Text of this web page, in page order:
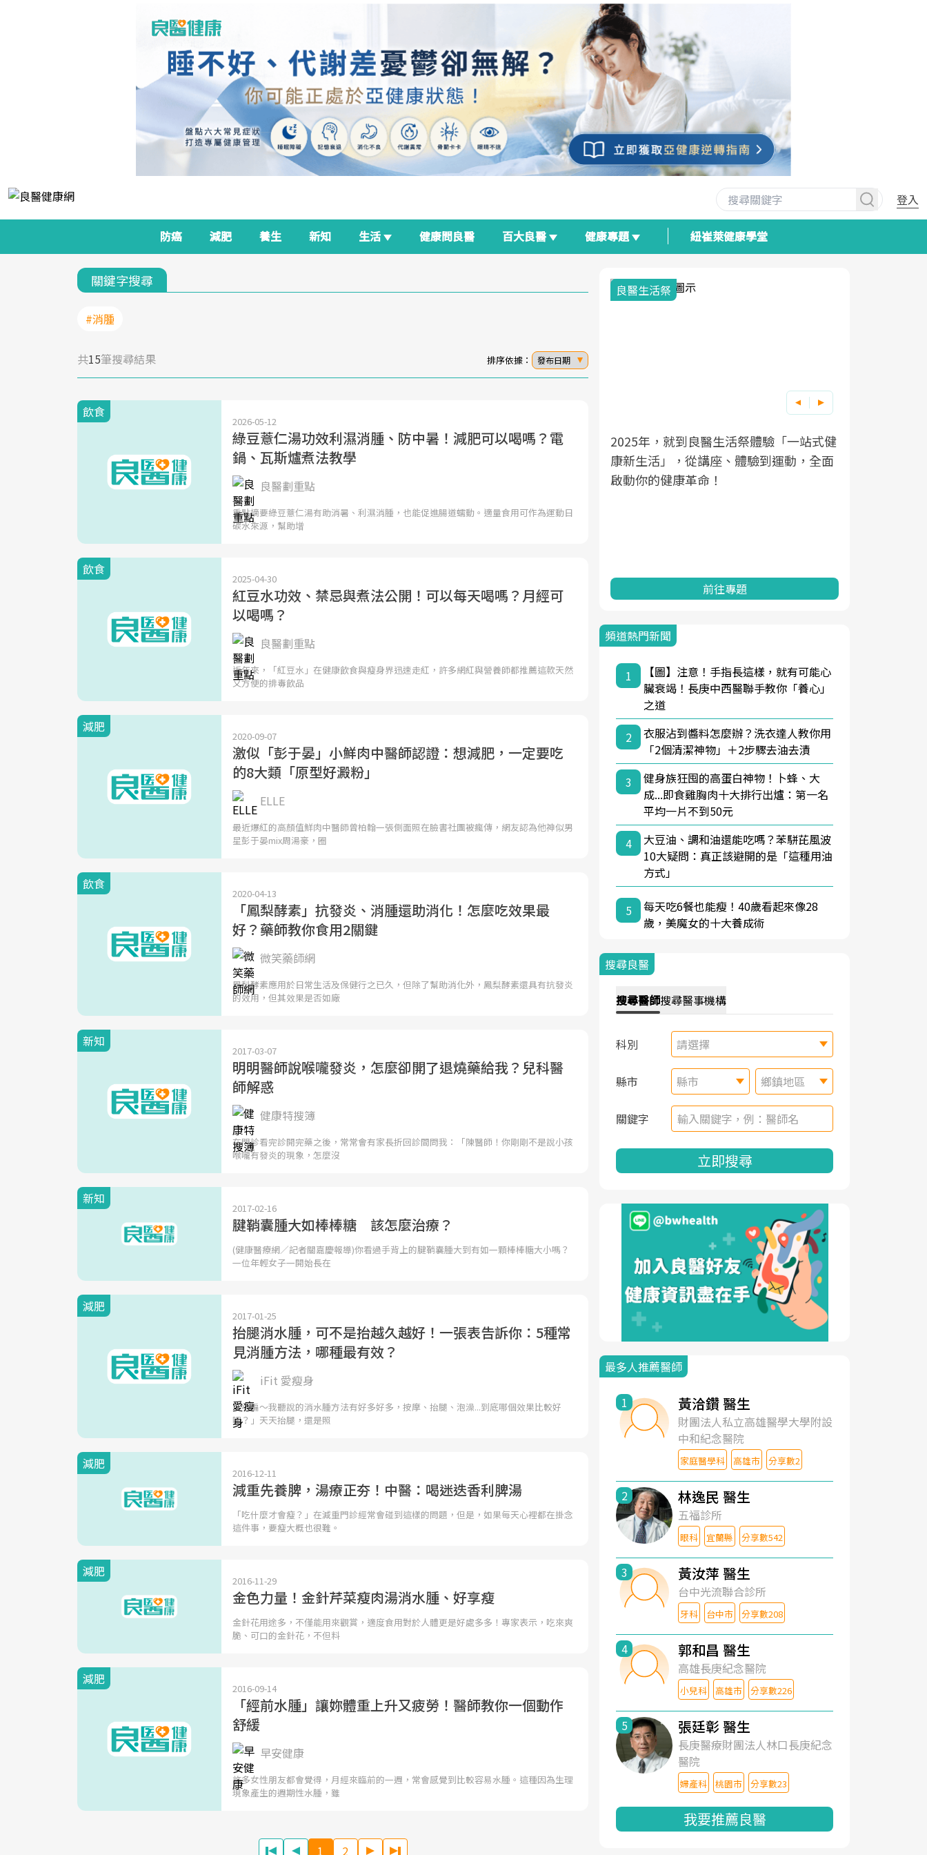
登入
防癌 減肥 養生 新知 生活 健康問良醫 百大良醫 健康專題 紐崔萊健康學堂
關鍵字搜尋
#消腫
共15筆搜尋結果 排序依據： 發布日期
飲食
2026-05-12
綠豆薏仁湯功效利濕消腫、防中暑！減肥可以喝嗎？電
鍋、瓦斯爐煮法教學
良醫劃重點
重點摘要綠豆薏仁湯有助消暑、利濕消腫，也能促進腸道蠕動。適量食用可作為運動日
碳水來源，幫助增
飲食
2025-04-30
紅豆水功效、禁忌與煮法公開！可以每天喝嗎？月經可
以喝嗎？
良醫劃重點
近年來，「紅豆水」在健康飲食與瘦身界迅速走紅，許多網紅與營養師都推薦這款天然
又方便的排毒飲品
減肥
2020-09-07
激似「彭于晏」小鮮肉中醫師認證：想減肥，一定要吃
的8大類「原型好澱粉」
ELLE
最近爆紅的高顏值鮮肉中醫師曾柏翰一張側面照在臉書社團被瘋傳，網友認為他神似男
星彭于晏mix周湯豪，圈
飲食
2020-04-13
「鳳梨酵素」抗發炎、消腫還助消化！怎麼吃效果最
好？藥師教你食用2關鍵
微笑藥師網
鳳梨酵素應用於日常生活及保健行之已久，但除了幫助消化外，鳳梨酵素還具有抗發炎
的效用，但其效果是否如廠
新知
2017-03-07
明明醫師說喉嚨發炎，怎麼卻開了退燒藥給我？兒科醫
師解惑
健康特搜簿
在門診看完診開完藥之後，常常會有家長折回診間問我：「陳醫師！你剛剛不是說小孩
喉嚨有發炎的現象，怎麼沒
新知
2017-02-16
腱鞘囊腫大如棒棒糖 該怎麼治療？
(健康醫療網／記者關嘉慶報導)你看過手背上的腱鞘囊腫大到有如一顆棒棒糖大小嗎？
一位年輕女子一開始長在
減肥
2017-01-25
抬腿消水腫，可不是抬越久越好！一張表告訴你：5種常
見消腫方法，哪種最有效？
iFit 愛瘦身
「小編～我聽說的消水腫方法有好多好多，按摩、抬腿、泡澡...到底哪個效果比較好
呢？」天天抬腿，還是照
減肥
2016-12-11
減重先養脾，湯療正夯！中醫：喝迷迭香利脾湯
「吃什麼才會瘦？」在減重門診經常會碰到這樣的問題，但是，如果每天心裡都在掛念
這件事，要瘦大概也很難。
減肥
2016-11-29
金色力量！金針芹菜瘦肉湯消水腫、好享瘦
金針花用途多，不僅能用來觀賞，適度食用對於人體更是好處多多！專家表示，吃來爽
脆、可口的金針花，不但料
減肥
2016-09-14
「經前水腫」讓妳體重上升又疲勞！醫師教你一個動作
舒緩
早安健康
許多女性朋友都會覺得，月經來臨前的一週，常會感覺到比較容易水腫。這種因為生理
現象產生的週期性水腫，雖
1 2
面對超高齡社會的浪潮，台灣正在快速邁
心議題。然而，健檢不只是醫療院所的服
前往專題
良醫生活祭
2025年，就到良醫生活祭體驗「一站式健
前往專題
我與健康韌性的距離
良醫健康網從「換季的身體變化」出發，
透過醫學觀點與日常感受的對話，建立對
亞健康的認知，進而引導實際的改善行
前往專題
頻道熱門新聞
1
【圖】注意！手指長這樣，就有可能心
臟衰竭！長庚中西醫聯手教你「養心」
之道
2
衣服沾到醬料怎麼辦？洗衣達人教你用
「2個清潔神物」＋2步驟去油去漬
3
健身族狂囤的高蛋白神物！卜蜂、大
成...即食雞胸肉十大排行出爐：第一名
平均一片不到50元
4
大豆油、調和油還能吃嗎？苯駢芘風波
10大疑問：真正該避開的是「這種用油
方式」
5
每天吃6餐也能瘦！40歲看起來像28
歲，美魔女的十大養成術
搜尋良醫
搜尋醫師搜尋醫事機構
科別 請選擇
縣市 縣市 鄉鎮地區
關鍵字
立即搜尋
最多人推薦醫師
1 黃洽鑽 醫生
財團法人私立高雄醫學大學附設
中和紀念醫院
家庭醫學科 高雄市 分享數2
2 林逸民 醫生
五福診所
眼科 宜蘭縣 分享數542
3 黃汝萍 醫生
台中光流聯合診所
牙科 台中市 分享數208
4 郭和昌 醫生
高雄長庚紀念醫院
小兒科 高雄市 分享數226
5 張廷彰 醫生
長庚醫療財團法人林口長庚紀念
醫院
婦產科 桃園市 分享數23
我要推薦良醫